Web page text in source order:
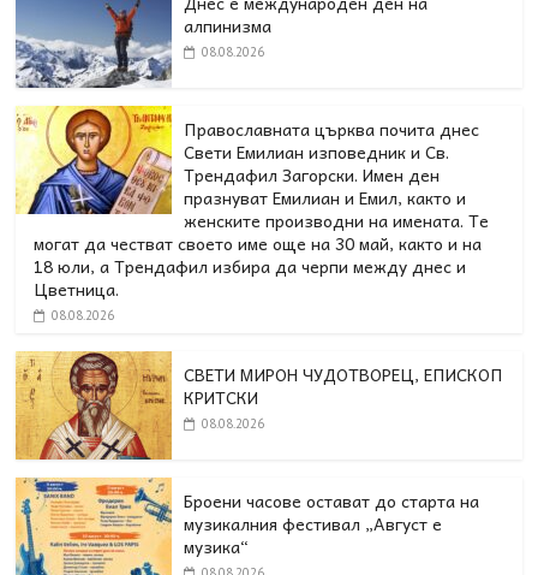
алпинизма
08.08.2026
Православната църква почита днес
Свети Емилиан изповедник и Св.
Трендафил Загорски. Имен ден
празнуват Емилиан и Емил, както и
женските производни на имената. Те
могат да честват своето име още на 30 май, както и на
18 юли, а Трендафил избира да черпи между днес и
Цветница.
08.08.2026
СВЕТИ МИРОН ЧУДОТВОРЕЦ, ЕПИСКОП
КРИТСКИ
08.08.2026
Броени часове остават до старта на
музикалния фестивал „Август е
музика“